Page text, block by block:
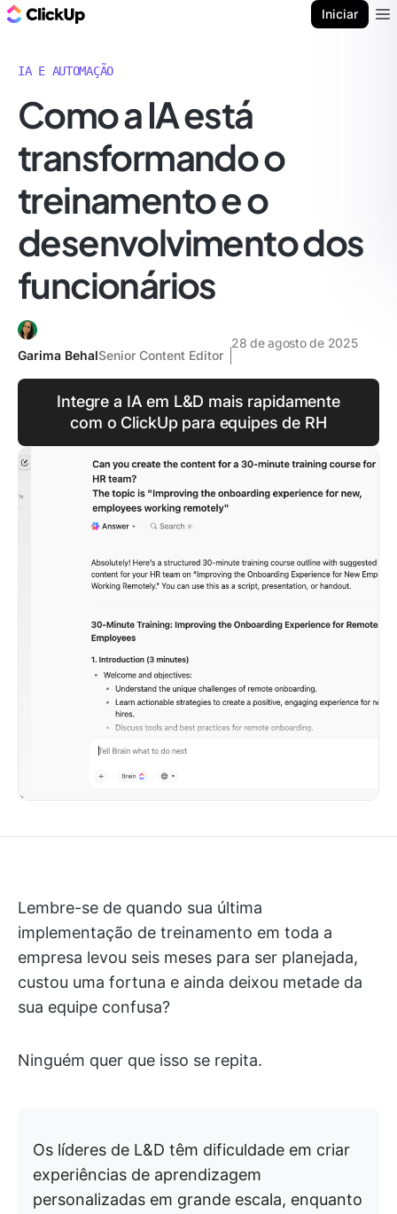
Iniciar
IA E AUTOMAÇÃO
Como a IA está
transformando o
treinamento e o
desenvolvimento dos
funcionários
Garima BehalSenior Content Editor
28 de agosto de 2025
Integre a IA em L&D mais rapidamente
com o ClickUp para equipes de RH
Lembre-se de quando sua última
implementação de treinamento em toda a
empresa levou seis meses para ser planejada,
custou uma fortuna e ainda deixou metade da
sua equipe confusa?
Ninguém quer que isso se repita.
Os líderes de L&D têm dificuldade em criar
experiências de aprendizagem
personalizadas em grande escala, enquanto